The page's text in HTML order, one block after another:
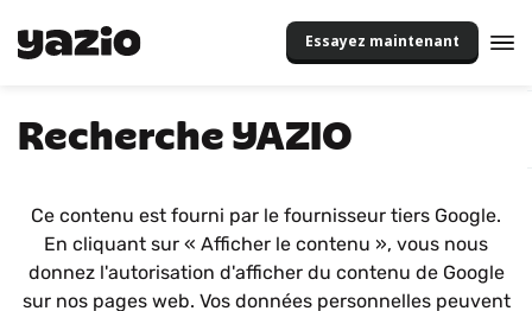
Essayez maintenant
Recherche YAZIO
Ce contenu est fourni par le fournisseur tiers Google.
En cliquant sur « Afficher le contenu », vous nous
donnez l'autorisation d'afficher du contenu de Google
sur nos pages web. Vos données personnelles peuvent